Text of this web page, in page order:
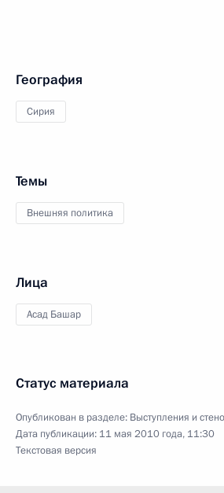
География
Сирия
Темы
Внешняя политика
Лица
Асад Башар
Статус материала
Опубликован в разделе: Выступления и
Дата публикации: 11 мая 2010 года, 11:30
Текстовая версия